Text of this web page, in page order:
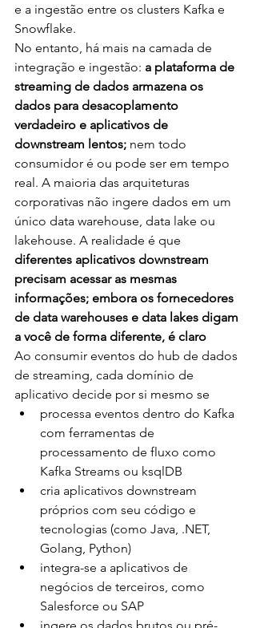
e a ingestão entre os clusters Kafka e
Snowflake.
No entanto, há mais na camada de
integração e ingestão: a plataforma de
streaming de dados armazena os
dados para desacoplamento
verdadeiro e aplicativos de
downstream lentos; nem todo
consumidor é ou pode ser em tempo
real. A maioria das arquiteturas
corporativas não ingere dados em um
único data warehouse, data lake ou
lakehouse. A realidade é que
diferentes aplicativos downstream
precisam acessar as mesmas
informações; embora os fornecedores
de data warehouses e data lakes digam
a você de forma diferente, é claro
Ao consumir eventos do hub de dados
de streaming, cada domínio de
aplicativo decide por si mesmo se
processa eventos dentro do Kafka
com ferramentas de
processamento de fluxo como
Kafka Streams ou ksqlDB
cria aplicativos downstream
próprios com seu código e
tecnologias (como Java, .NET,
Golang, Python)
integra-se a aplicativos de
negócios de terceiros, como
Salesforce ou SAP
ingere os dados brutos ou pré-